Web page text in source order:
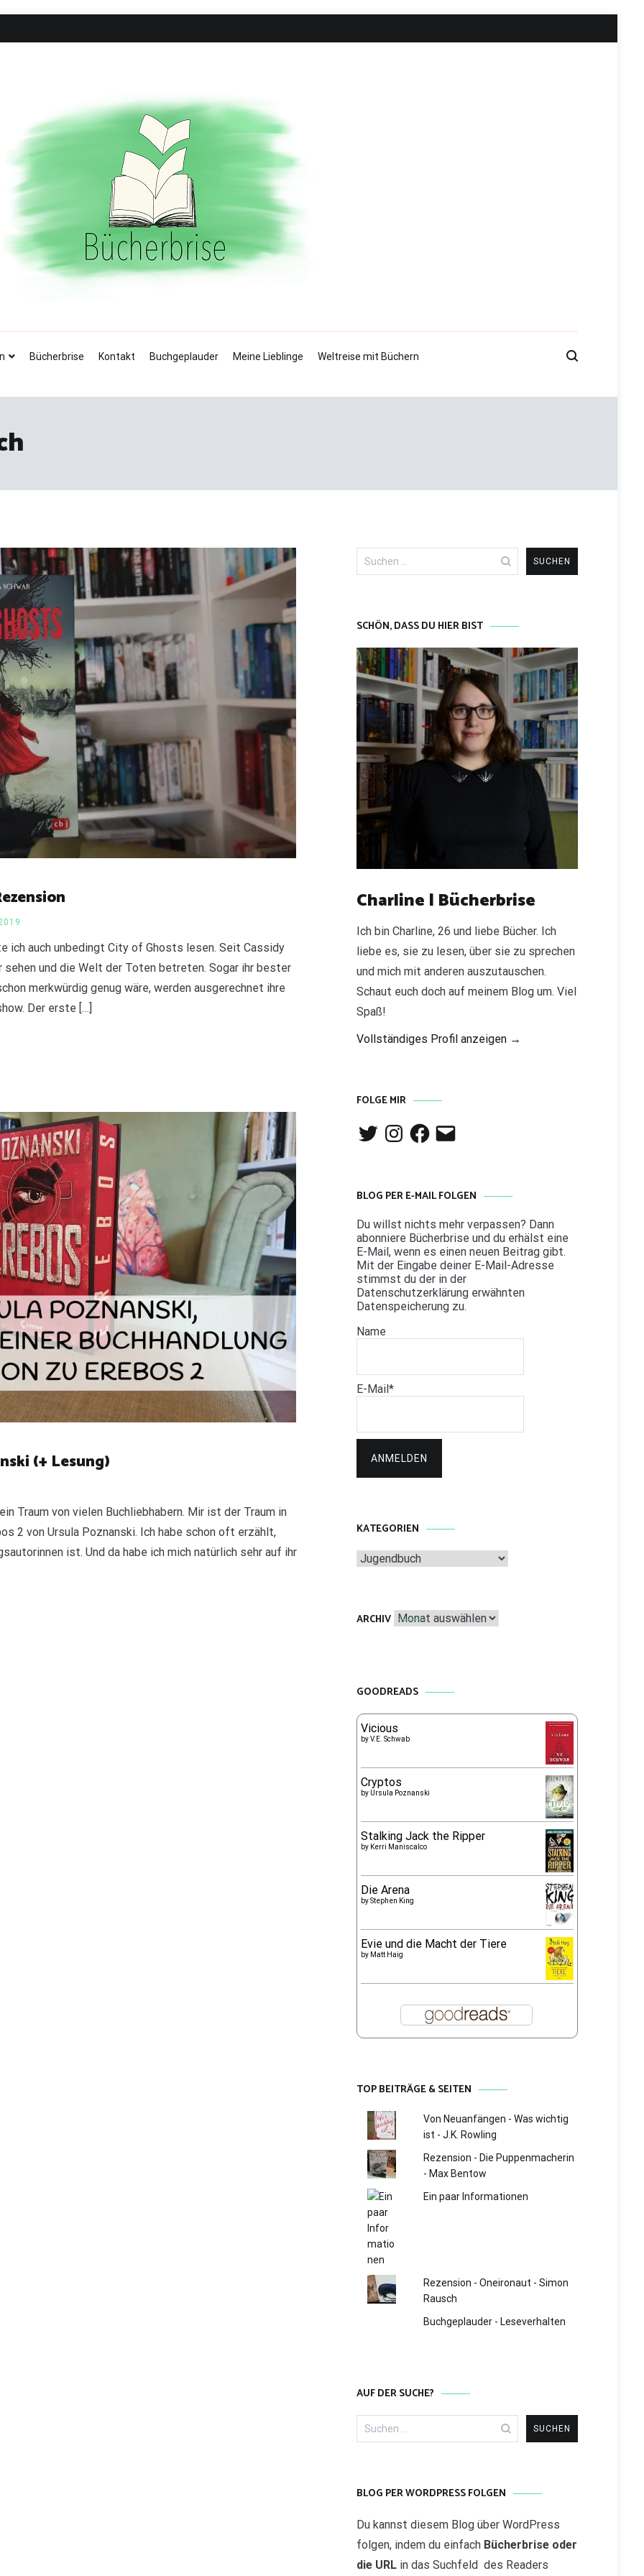
Bücherbrise Kontakt Buchgeplauder Meine Lieblinge Weltreise mit Büchern
ich auch unbedingt City of Ghosts lesen. Seit Cassidy
und die Welt der Toten betreten. Sogar ihr bester
merkwürdig genug wäre, werden ausgerechnet ihre
Der erste […]
(+ Lesung)
Traum von vielen Buchliebhabern. Mir ist der Traum in
2 von Ursula Poznanski. Ich habe schon oft erzählt,
ist. Und da habe ich mich natürlich sehr auf ihr
Suchen
nach:
SCHÖN, DASS DU HIER BIST
Charline | Bücherbrise
Ich bin Charline, 26 und liebe Bücher. Ich
liebe es, sie zu lesen, über sie zu sprechen
und mich mit anderen auszutauschen.
Schaut euch doch auf meinem Blog um. Viel
Spaß!
Vollständiges Profil anzeigen →
FOLGE MIR
TwitterInstagramFacebook
E-
Mail
BLOG PER E-MAIL FOLGEN
Du willst nichts mehr verpassen? Dann
abonniere Bücherbrise und du erhälst eine
E-Mail, wenn es einen neuen Beitrag gibt.
Mit der Eingabe deiner E-Mail-Adresse
stimmst du der in der
Datenschutzerklärung erwähnten
Datenspeicherung zu.
Name
E-Mail*
KATEGORIEN
Kategorien
ARCHIV Archiv
GOODREADS
Vicious
byV.E. Schwab
Cryptos
by Ursula Poznanski
Stalking Jack the Ripper
by Kerri Maniscalco
Die Arena
byStephen King
Evie und die Macht der Tiere
by Matt Haig
TOP BEITRÄGE & SEITEN
Von Neuanfängen - Was wichtig
ist - J.K. Rowling
Rezension - Die Puppenmacherin
- Max Bentow
Ein paar Informationen
Rezension - Oneironaut - Simon
Rausch
Buchgeplauder - Leseverhalten
nach: